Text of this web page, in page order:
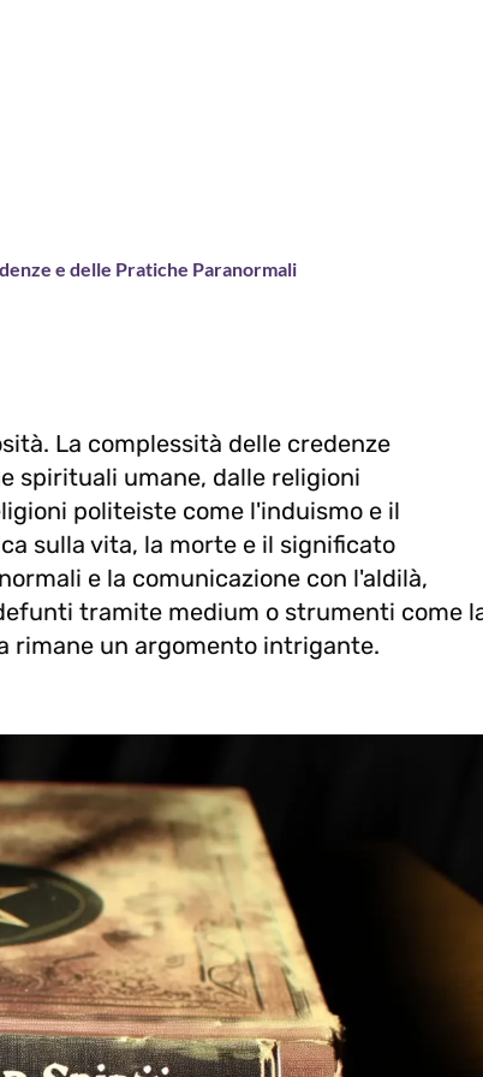
e delle Pratiche Paranormali
La complessità delle credenze
spirituali umane, dalle religioni
politeiste come l'induismo e il
sulla vita, la morte e il significato
e la comunicazione con l'aldilà,
tramite medium o strumenti come
rimane un argomento intrigante.